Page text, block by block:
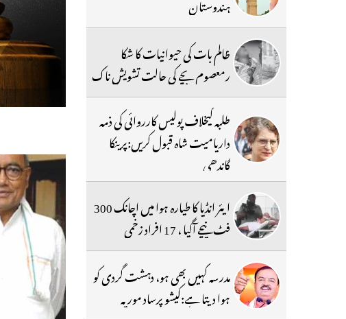
ظالم بات کی حیوانیات کا شکا
رمعصوم بچے کی حالت تشویش ناک
طلبہ کیخلاف پولیس کارروائی کی ذمہ
داریامیت شاہ قبول کریں:پرینکا
گاندھی
ایئر انڈیا کا طیارہ ہوا میں اچانک 300
فٹ نیچے آگیا ، 17 افراد زخمی
مدرسہ کہیں بھی ہو، دہشت گردی کو
ہوا دیتا ہے:کیشو پرساد موریہ